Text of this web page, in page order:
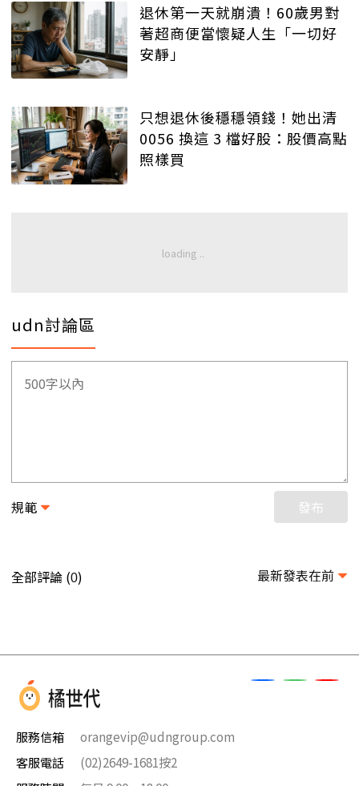
退休第一天就崩潰！60歲男對
著超商便當懷疑人生「一切好
安靜」
只想退休後穩穩領錢！她出清
0056 換這 3 檔好股：股價高點
照樣買
udn討論區
規範 發布
全部評論 (0) 最新發表在前
服務信箱
orangevip@udngroup.com
客服電話
(02)2649-1681按2